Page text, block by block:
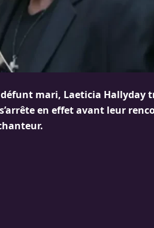
mari, Laeticia Hallyday
en effet avant leur